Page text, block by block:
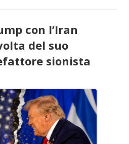
con l’Iran
del suo
sionista